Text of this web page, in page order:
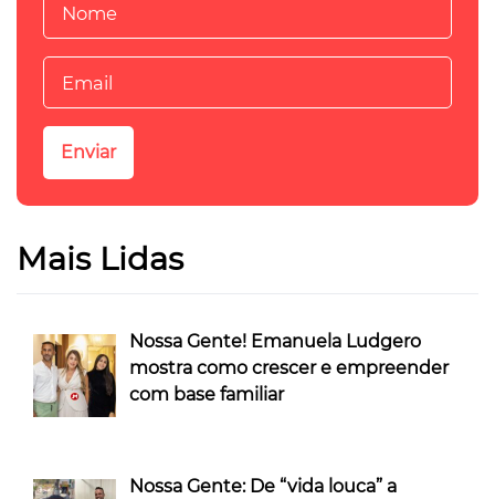
Mais Lidas
Nossa Gente! Emanuela Ludgero
mostra como crescer e empreender
com base familiar
Nossa Gente: De “vida louca” a